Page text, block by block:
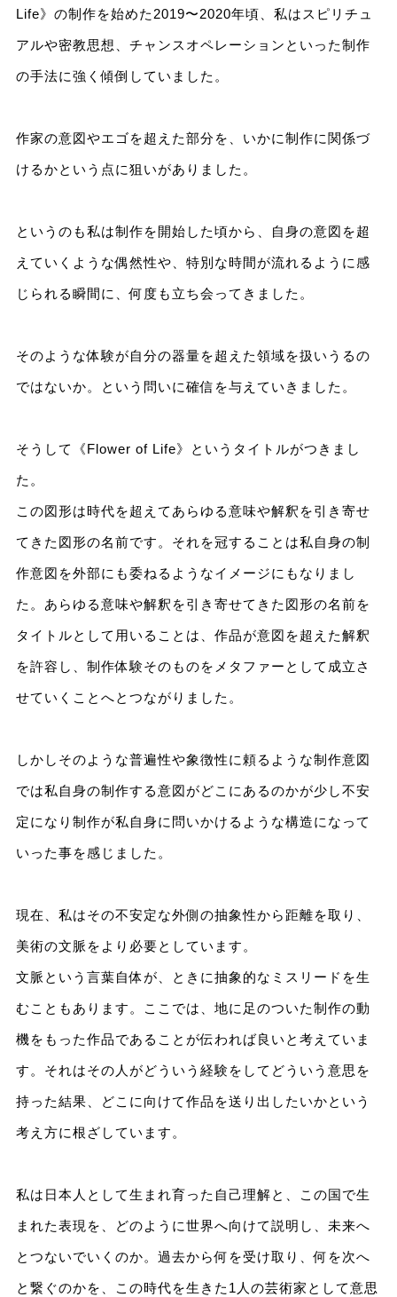
Life》の制作を始めた2019〜2020年頃、私はスピリチュ
アルや密教思想、チャンスオペレーションといった制作
の手法に強く傾倒していました。
作家の意図やエゴを超えた部分を、いかに制作に関係づ
けるかという点に狙いがありました。
というのも私は制作を開始した頃から、自身の意図を超
えていくような偶然性や、特別な時間が流れるように感
じられる瞬間に、何度も立ち会ってきました。
そのような体験が自分の器量を超えた領域を扱いうるの
ではないか。という問いに確信を与えていきました。
そうして《Flower of Life》というタイトルがつきまし
た。
この図形は時代を超えてあらゆる意味や解釈を引き寄せ
てきた図形の名前です。それを冠することは私自身の制
作意図を外部にも委ねるようなイメージにもなりまし
た。あらゆる意味や解釈を引き寄せてきた図形の名前を
タイトルとして用いることは、作品が意図を超えた解釈
を許容し、制作体験そのものをメタファーとして成立さ
せていくことへとつながりました。
しかしそのような普遍性や象徴性に頼るような制作意図
では私自身の制作する意図がどこにあるのかが少し不安
定になり制作が私自身に問いかけるような構造になって
いった事を感じました。
現在、私はその不安定な外側の抽象性から距離を取り、
美術の文脈をより必要としています。
文脈という言葉自体が、ときに抽象的なミスリードを生
むこともあります。ここでは、地に足のついた制作の動
機をもった作品であることが伝われば良いと考えていま
す。それはその人がどういう経験をしてどういう意思を
持った結果、どこに向けて作品を送り出したいかという
考え方に根ざしています。
私は日本人として生まれ育った自己理解と、この国で生
まれた表現を、どのように世界へ向けて説明し、未来へ
とつないでいくのか。過去から何を受け取り、何を次へ
と繋ぐのかを、この時代を生きた1人の芸術家として意思